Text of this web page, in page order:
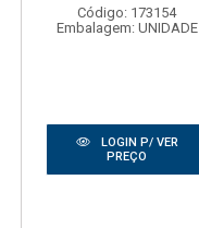
Código: 173154
Embalagem: UNIDADE
LOGIN P/ VER
PREÇO